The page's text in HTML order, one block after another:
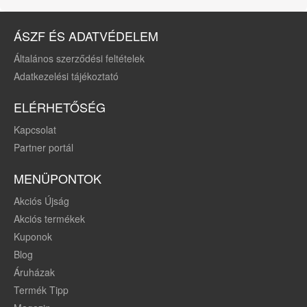
ÁSZF ÉS ADATVÉDELEM
Általános szerződési feltételek
Adatkezelési tájékoztató
ELÉRHETŐSÉG
Kapcsolat
Partner portál
MENÜPONTOK
Akciós Újság
Akciós termékek
Kuponok
Blog
Áruházak
Termék Tipp